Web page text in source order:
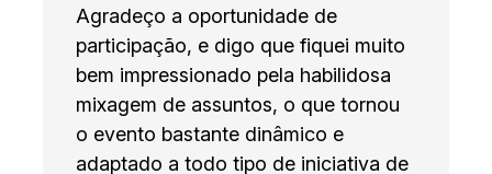
Agradeço a oportunidade de
participação, e digo que fiquei muito
bem impressionado pela habilidosa
mixagem de assuntos, o que tornou
o evento bastante dinâmico e
adaptado a todo tipo de iniciativa de